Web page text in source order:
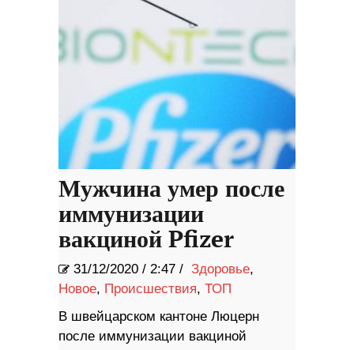
Мужчина умер после
иммунизации
вакциной Pfizer
31/12/2020 / 2:47 / Здоровье,
Новое, Происшествия, ТОП
В швейцарском кантоне Люцерн
после иммунизации вакциной